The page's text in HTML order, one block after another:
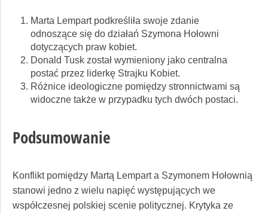
Marta Lempart podkreśliła swoje zdanie
odnoszące się do działań Szymona Hołowni
dotyczących praw kobiet.
Donald Tusk został wymieniony jako centralna
postać przez liderkę Strajku Kobiet.
Różnice ideologiczne pomiędzy stronnictwami są
widoczne także w przypadku tych dwóch postaci.
Podsumowanie
Konflikt pomiędzy Martą Lempart a Szymonem Hołownią
stanowi jedno z wielu napięć występujących we
współczesnej polskiej scenie politycznej. Krytyka ze